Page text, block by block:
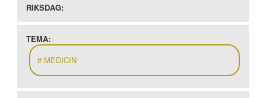
RIKSDAG:
TEMA:
MEDICIN